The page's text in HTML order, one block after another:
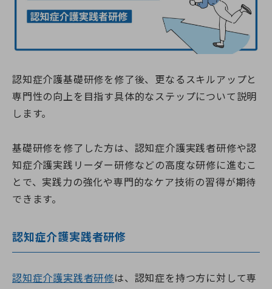
認知症介護基礎研修を修了後、更なるスキルアップと
専門性の向上を目指す具体的なステップについて説明
します。
基礎研修を修了した方は、認知症介護実践者研修や認
知症介護実践リーダー研修などの高度な研修に進むこ
とで、実践力の強化や専門的なケア技術の習得が期待
できます。
認知症介護実践者研修
認知症介護実践者研修は、認知症を持つ方に対して専